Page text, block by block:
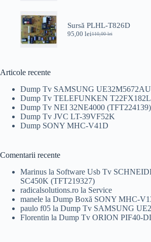
25,00 lei.
Sursă PLHL-T826D
110,00lei
Prețul
95,00 leiPrețul
Articole recente
Dump Tv SAMSUNG
Dump Tv TELEFUNKEN
Dump Tv NEI 32NE4000 (TFT224139)
Dump Tv JVC LT-39VF52K
Dump SONY MHC-V41D
Comentarii recente
Marinus la Software Usb Tv
SC450K (TFT219327)
radicalsolutions.ro la Service
manele la Dump Boxă SONY MHC-
paulo f05 la Dump Tv SAMSUNG
Florentin la Dump Tv ORION PIF40-